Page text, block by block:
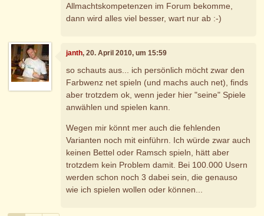
Allmachtskompetenzen im Forum bekomme,
dann wird alles viel besser, wart nur ab :-)
janth, 20. April 2010, um 15:59
so schauts aus... ich persönlich möcht zwar den
Farbwenz net spieln (und machs auch net), finds
aber trotzdem ok, wenn jeder hier "seine" Spiele
anwählen und spielen kann.
Wegen mir könnt mer auch die fehlenden
Varianten noch mit einführn. Ich würde zwar auch
keinen Bettel oder Ramsch spieln, hätt aber
trotzdem kein Problem damit. Bei 100.000 Usern
werden schon noch 3 dabei sein, die genauso
wie ich spielen wollen oder können...